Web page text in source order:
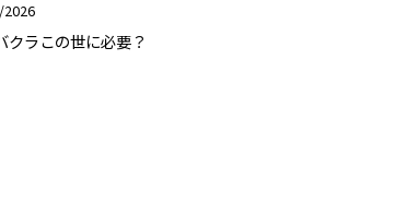
クラこの世に必要？